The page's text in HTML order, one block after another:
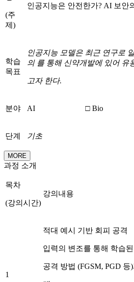
(주
제)
인공지능은 안전한가? AI 보안
학습
목표
인공지능 모델은 최근 연구로
의 를 통해 신약개발에 있어 유
고자 한다.
분야 AI □ Bio
단계 기초
MORE
과정 소개
목차
(강의시간)
강의내용
1
적대 예시 기반 회피 공격
입력의 변조를 통해 학습
공격 방법 (FGSM, PGD 등